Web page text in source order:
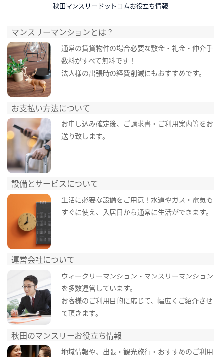
秋田マンスリードットコムお役立ち情報
マンスリーマンションとは？
通常の賃貸物件の場合必要な敷金・礼金・仲介手
数料がすべて無料です！
法人様の出張時の経費削減にもおすすめです。
お支払い方法について
お申し込み確定後、ご請求書・ご利用案内等をお
送り致します。
設備とサービスについて
生活に必要な設備をご用意！水道やガス・電気も
すぐに使え、入居日から通常に生活ができます。
運営会社について
ウィークリーマンション・マンスリーマンション
を多数運営しています。
お客様のご利用目的に応じて、幅広くご紹介させ
て頂きます。
秋田のマンスリーお役立ち情報
地域情報や、出張・観光旅行・おすすめのご利用